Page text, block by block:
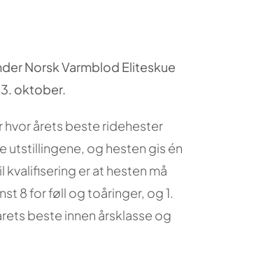
Norsk Varmblod Eliteskue
oktober.
hvor årets beste ridehester
utstillingene, og hesten gis én
er at hesten må
8 for føll og toåringer, og 1.
beste innen årsklasse og